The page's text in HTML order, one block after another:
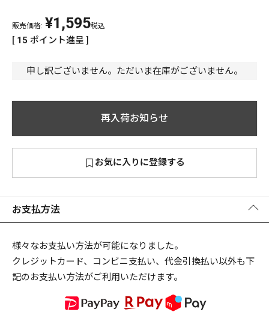
PREMIUM ［ オンライン限定 ］
2026NEW PRODUCTS
全て
申し訳ございません。ただいま在庫がございません。
販売価格: ¥1,595税込
[ 15 ポイント進呈 ]
再入荷お知らせ
お気に入りに登録する
お支払方法
様々なお支払い方法が可能になりました。
クレジットカード、コンビニ支払い、代金引換払い以外も下
記のお支払い方法がご利用いただけます。